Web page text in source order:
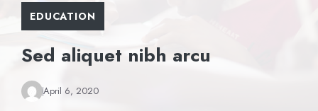
EDUCATION
Sed aliquet nibh arcu
April 6, 2020